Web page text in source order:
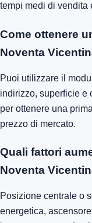
tempi medi di vendita
Come ottenere
Noventa
Puoi utilizzare il
indirizzo, superficie e
per ottenere una
prezzo di mercato.
Quali fattori
Noventa
Posizione centrale o
energetica,